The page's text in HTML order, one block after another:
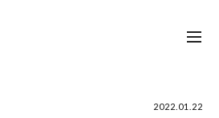
2022.01.22